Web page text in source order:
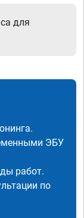
для
ЭБУ
работ.
по